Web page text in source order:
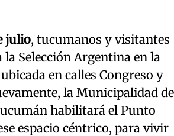
julio, tucumanos y visitantes
Selección Argentina en la
en calles Congreso y
la Municipalidad de
habilitará el Punto
espacio céntrico, para vivir